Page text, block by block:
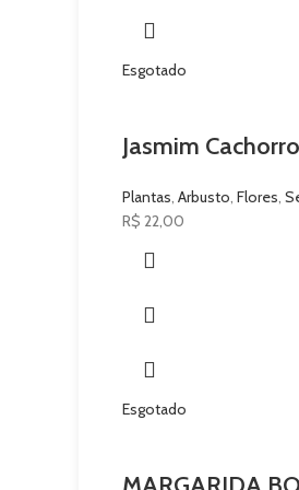
Esgotado
Jasmim Cachorro
Plantas, Arbusto, Flores,
R$ 22,00
Esgotado